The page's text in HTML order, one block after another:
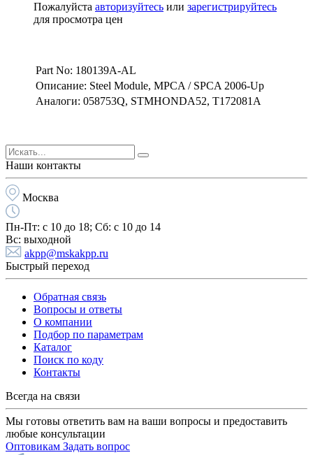
Пожалуйста авторизуйтесь или зарегистрируйтесь
для просмотра цен
Part No: 180139A-AL
Описание: Steel Module, MPCA / SPCA 2006-Up
Аналоги: 058753Q, STMHONDA52, T172081A
Наши контакты
Москва
Пн-Пт: с 10 до 18; Cб: с 10 до 14
Вс: выходной
akpp@mskakpp.ru
Быстрый переход
Обратная связь
Вопросы и ответы
О компании
Подбор по параметрам
Каталог
Поиск по коду
Контакты
Всегда на связи
Мы готовы ответить вам на ваши вопросы и предоставить
любые консультации
Оптовикам Задать вопрос